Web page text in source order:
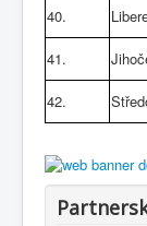
40.
41.
42.